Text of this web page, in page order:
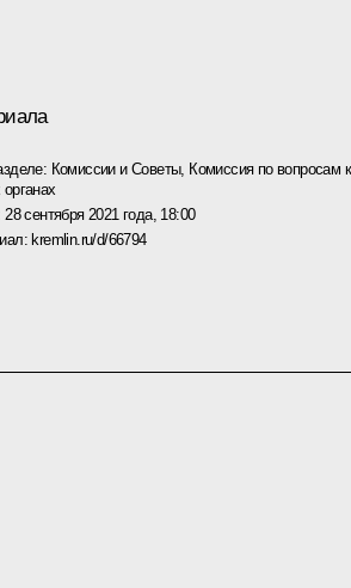
Комиссии и Советы, Комиссия по вопросам
28 сентября 2021 года, 18:00
kremlin.ru/d/66794